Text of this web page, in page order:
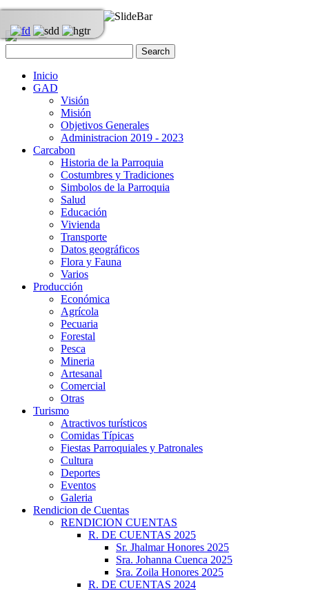
Inicio
GAD
Visión
Misión
Objetivos Generales
Administracion 2019 - 2023
Carcabon
Historia de la Parroquia
Costumbres y Tradiciones
Simbolos de la Parroquia
Salud
Educación
Vivienda
Transporte
Datos geográficos
Flora y Fauna
Varios
Producción
Económica
Agrícola
Pecuaria
Forestal
Pesca
Mineria
Artesanal
Comercial
Otras
Turismo
Atractivos turísticos
Comidas Típicas
Fiestas Parroquiales y Patronales
Cultura
Deportes
Eventos
Galeria
Rendicion de Cuentas
RENDICION CUENTAS
R. DE CUENTAS 2025
Sr. Jhalmar Honores 2025
Sra. Johanna Cuenca 2025
Sra. Zoila Honores 2025
R. DE CUENTAS 2024